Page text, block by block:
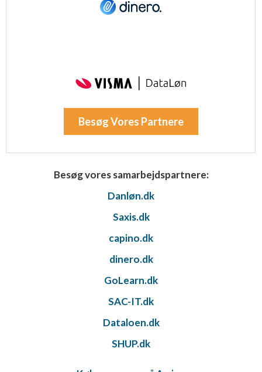
Besøg Vores Partnere
Besøg vores samarbejdspartnere:
Danløn.dk
Saxis.dk
capino.dk
dinero.dk
GoLearn.dk
SAC-IT.dk
Dataloen.dk
SHUP.dk